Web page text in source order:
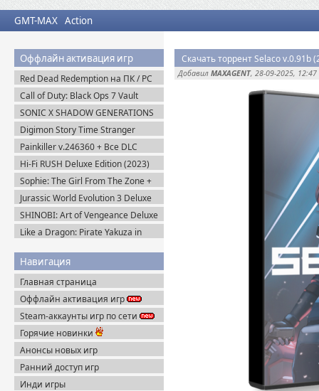
GMT-MAX Action
Оффлайн активация игр
Red Dead Redemption на ПК / PC
(2024) Пиратка
Call of Duty: Black Ops 7 Vault
Edition (2025) Steam-Rip
SONIC X SHADOW GENERATIONS
(2024) Steam-Rip
Digimon Story Time Stranger
Ultimate Edition (2025) Steam-Rip
Painkiller v.246360 + Все DLC
(2025) Portable
Hi-Fi RUSH Deluxe Edition (2023)
Пиратка
Sophie: The Girl From The Zone +
DLC (2026) Пиратка
Jurassic World Evolution 3 Deluxe
Edition (2025) Steam-Rip
SHINOBI: Art of Vengeance Deluxe
Edition (2025) Steam-Rip
Like a Dragon: Pirate Yakuza in
Навигация
Главная страница
Оффлайн активация игр
Steam-аккаунты игр по сети
Горячие новинки
Анонсы новых игр
Ранний доступ игр
Инди игры
Скачать торрент Selaco v.0.91b
Добавил MAXAGENT, 28-09-2025, 12:47